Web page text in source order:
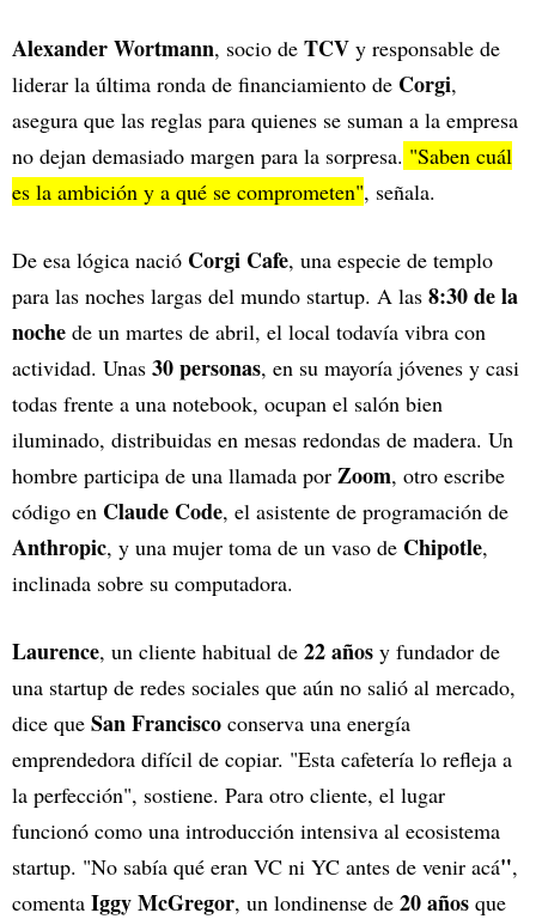
Alexander Wortmann, socio de TCV y responsable de
liderar la última ronda de financiamiento de Corgi,
asegura que las reglas para quienes se suman a la empresa
no dejan demasiado margen para la sorpresa. "Saben cuál
es la ambición y a qué se comprometen", señala.
De esa lógica nació Corgi Cafe, una especie de templo
para las noches largas del mundo startup. A las 8:30 de la
noche de un martes de abril, el local todavía vibra con
actividad. Unas 30 personas, en su mayoría jóvenes y casi
todas frente a una notebook, ocupan el salón bien
iluminado, distribuidas en mesas redondas de madera. Un
hombre participa de una llamada por Zoom, otro escribe
código en Claude Code, el asistente de programación de
Anthropic, y una mujer toma de un vaso de Chipotle,
inclinada sobre su computadora.
Laurence, un cliente habitual de 22 años y fundador de
una startup de redes sociales que aún no salió al mercado,
dice que San Francisco conserva una energía
emprendedora difícil de copiar. "Esta cafetería lo refleja a
la perfección", sostiene. Para otro cliente, el lugar
funcionó como una introducción intensiva al ecosistema
startup. "No sabía qué eran VC ni YC antes de venir acá",
comenta Iggy McGregor, un londinense de 20 años que